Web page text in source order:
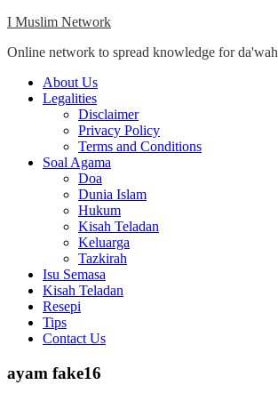
Skip
content
I Muslim Network
Online network to spread knowledge for da'wah
Close
Menu
About Us
Legalities
Disclaimer
Privacy Policy
Terms and Conditions
Soal Agama
Doa
Dunia Islam
Hukum
Kisah Teladan
Keluarga
Tazkirah
Isu Semasa
Kisah Teladan
Resepi
Tips
Contact Us
ayam fake16